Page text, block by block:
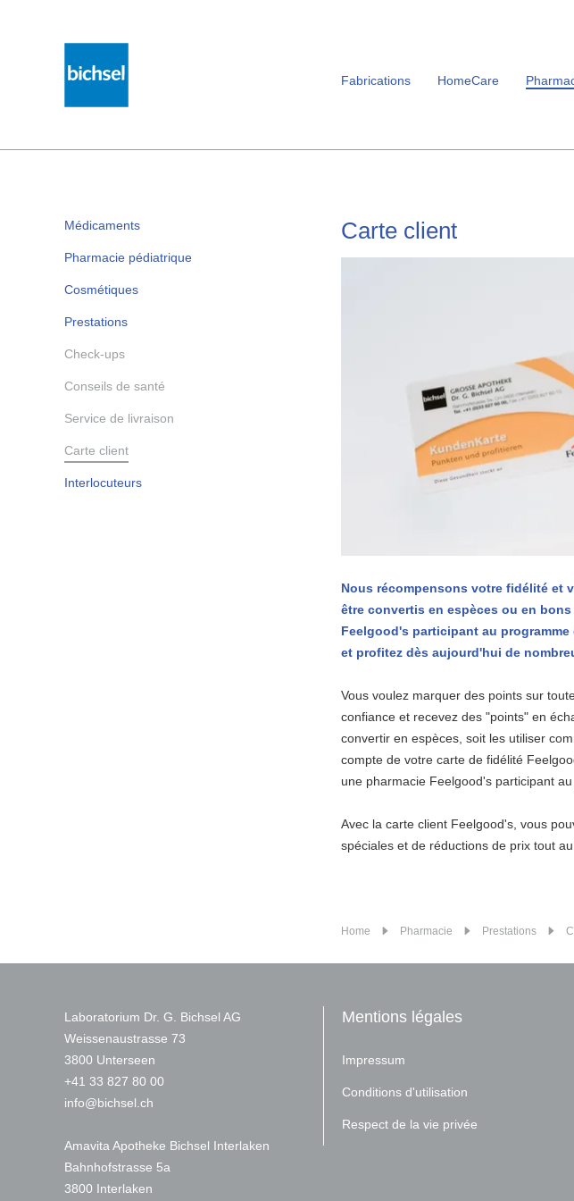
Fabrications HomeCare
Médicaments
Pharmacie pédiatrique
Cosmétiques
Prestations
Check-ups
Conseils de santé
Service de livraison
Carte client
Interlocuteurs
Carte client
Nous récompensons votre fidélité et
être convertis en espèces ou en
Feelgood's participant au
et profitez dès aujourd'hui de
Vous voulez marquer des points sur
confiance et recevez des "points" en
convertir en espèces, soit les utiliser
compte de votre carte de fidélité
une pharmacie Feelgood's participant
Avec la carte client Feelgood's, vous
spéciales et de réductions de prix tout
Home Pharmacie Prestations
Laboratorium Dr. G. Bichsel AG
Weissenaustrasse 73
3800 Unterseen
+41 33 827 80 00
nf
b chs l ch
Amavita Apotheke Bichsel Interlaken
Bahnhofstrasse 5a
3800 Interlaken
Mentions légales
Impressum
Conditions d'utilisation
Respect de la vie privée